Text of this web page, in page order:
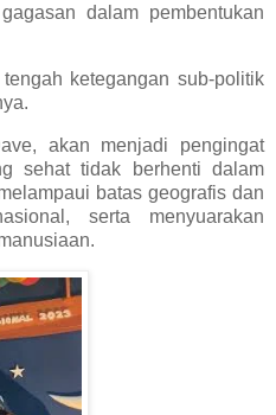
dalam pembentukan
ketegangan sub-politik
akan menjadi pengingat
sehat tidak berhenti dalam
batas geografis dan
serta menyuarakan